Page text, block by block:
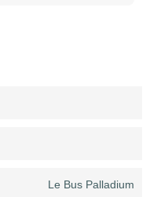
Le Bus Palladium